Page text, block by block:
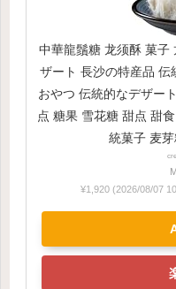
中華龍鬚糖 龙须酥 菓子
ザート 長沙の特産品 伝
おやつ 伝統的なデザー
点 糖果 雪花糖 甜点 甜
統菓子 麦
¥1,920 (2026/08/07